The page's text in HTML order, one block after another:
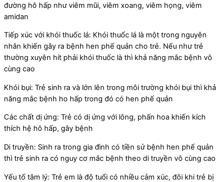
đường hô hấp như viêm mũi, viêm xoang, viêm họng, viêm
amidan
Tiếp xúc với khói thuốc lá: Khói thuốc lá là một trong nguyên
nhân khiến gây ra bệnh hen phế quản cho trẻ. Nếu như trẻ
thường xuyên hít phải khói thuốc là thì khả năng mắc bệnh vô
cùng cao
Khói bụi: Trẻ sinh ra và lớn lên trong môi trường khói bụi thì khả
năng mắc bệnh ho hấp trong đó có hen phế quản
Các chất dị ứng: Trẻ có dị ứng với lông, phấn hoa khiến kích
thích hệ hô hấp, gây bệnh
Di truyền: Sinh ra trong gia đình có tiền sử bệnh hen phế quản
thì trẻ sinh ra có nguy cơ mắc bệnh theo di truyền vô cùng cao
Yếu tố tâm lý: Trẻ em là độ tuổi có nhiều cảm xúc, đôi khi trẻ bị